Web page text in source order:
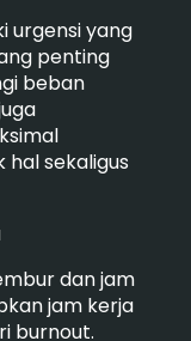
urgensi yang
penting
beban
sekaligus
dan jam
jam kerja
burnout.